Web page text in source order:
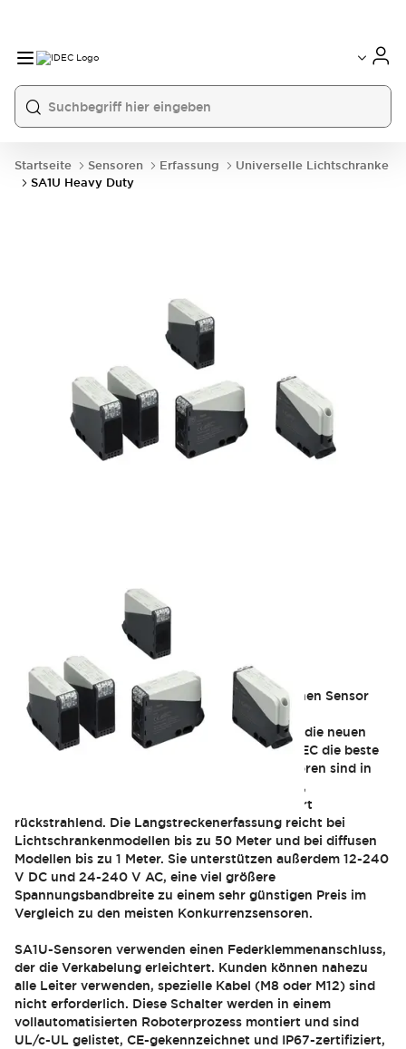
Startseite Sensoren Erfassung
Universelle Lichtschranke
SA1U Heavy Duty
SA1U Heavy Duty
Wenn Kunden eine Anwendung haben, die einen Sensor
mit zuverlässiger Langstreckenerfassung in
anspruchsvollen Umgebungen erfordert, sind die neuen
robusten SA1U-Photoelektriksensoren von IDEC die beste
Wahl! Diese hochwertigen Photoelektriksensoren sind in
vier Erfassungsmodi erhältlich: Lichtschranke,
Hintergrundausblendung, diffus und polarisiert
rückstrahlend. Die Langstreckenerfassung reicht bei
Lichtschrankenmodellen bis zu 50 Meter und bei diffusen
Modellen bis zu 1 Meter. Sie unterstützen außerdem 12-240
V DC und 24-240 V AC, eine viel größere
Spannungsbandbreite zu einem sehr günstigen Preis im
Vergleich zu den meisten Konkurrenzsensoren.
SA1U-Sensoren verwenden einen Federklemmenanschluss,
der die Verkabelung erleichtert. Kunden können nahezu
alle Leiter verwenden, spezielle Kabel (M8 oder M12) sind
nicht erforderlich. Diese Schalter werden in einem
vollautomatisierten Roboterprozess montiert und sind
UL/c-UL gelistet, CE-gekennzeichnet und IP67-zertifiziert,